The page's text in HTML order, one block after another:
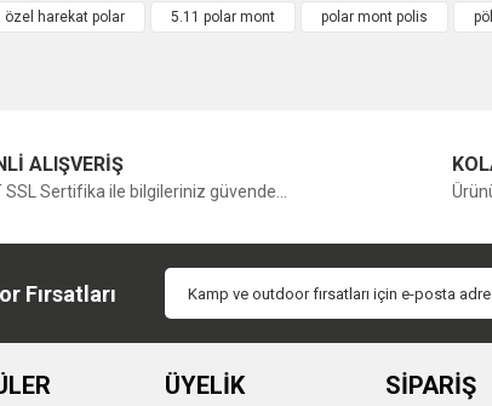
özel harekat polar 5.11 polar mont polar mont polis
ALIŞVERİŞ
SSL Sertifika ile bilgileriniz güvende...
Fırsatları
ÜYELİK
SİPARİŞ